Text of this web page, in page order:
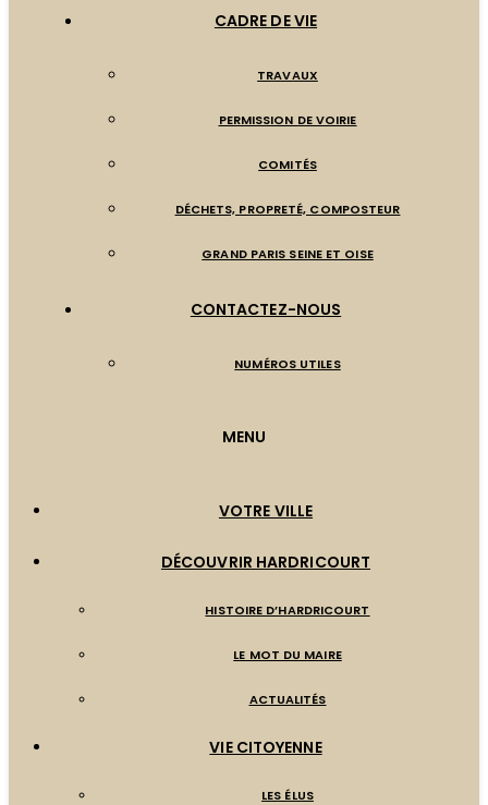
CADRE DE VIE
TRAVAUX
PERMISSION DE VOIRIE
COMITÉS
DÉCHETS, PROPRETÉ, COMPOSTEUR
GRAND PARIS SEINE ET OISE
CONTACTEZ-NOUS
NUMÉROS UTILES
MENU
VOTRE VILLE
DÉCOUVRIR HARDRICOURT
HISTOIRE D’HARDRICOURT
LE MOT DU MAIRE
ACTUALITÉS
VIE CITOYENNE
LES ÉLUS